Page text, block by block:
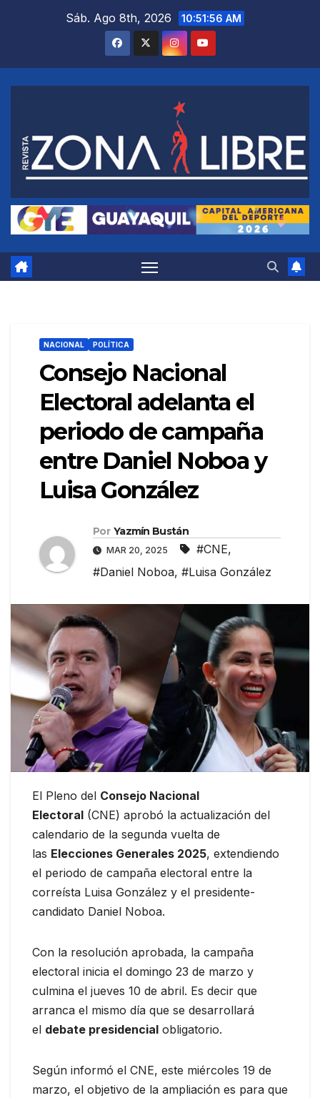
Sáb. Ago 8th, 2026 10:51:57 AM
NACIONAL POLÍTICA
Consejo Nacional
Electoral adelanta el
periodo de campaña
entre Daniel Noboa y
Luisa González
Por Yazmín Bustán
MAR 20, 2025 #CNE,
#Daniel Noboa, #Luisa González
El Pleno del Consejo Nacional
Electoral (CNE) aprobó la actualización del
calendario de la segunda vuelta de
las Elecciones Generales 2025, extendiendo
el periodo de campaña electoral entre la
correísta Luisa González y el presidente-
candidato Daniel Noboa.
Con la resolución aprobada, la campaña
electoral inicia el domingo 23 de marzo y
culmina el jueves 10 de abril. Es decir que
arranca el mismo día que se desarrollará
el debate presidencial obligatorio.
Según informó el CNE, este miércoles 19 de
marzo, el objetivo de la ampliación es para que